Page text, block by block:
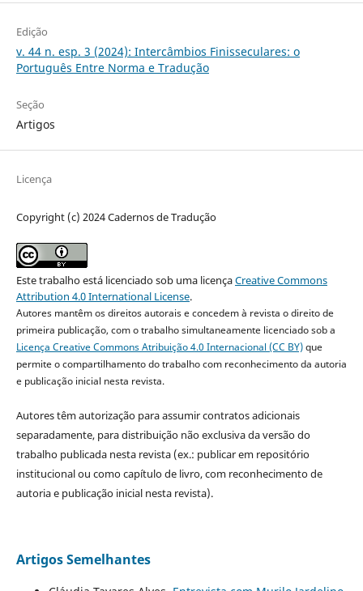
Edição
v. 44 n. esp. 3 (2024): Intercâmbios Finisseculares: o
Português Entre Norma e Tradução
Seção
Artigos
Licença
Copyright (c) 2024 Cadernos de Tradução
Este trabalho está licenciado sob uma licençaCreative Commons
Attribution 4.0 International License.
Autores mantêm os direitos autorais e concedem à revista o direito de
primeira publicação, com o trabalho simultaneamente licenciado sob a
Licença Creative Commons Atribuição 4.0 Internacional (CC BY)que
permite o compartilhamento do trabalho com reconhecimento da autoria
e publicação inicial nesta revista.
Autores têm autorização para assumir contratos adicionais
separadamente, para distribuição não exclusiva da versão do
trabalho publicada nesta revista (ex.: publicar em repositório
institucional ou como capítulo de livro, com reconhecimento de
autoria e publicação inicial nesta revista).
Artigos Semelhantes